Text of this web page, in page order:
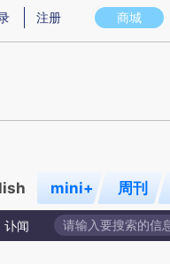
意图存在偏差。不代表财新观
商城
注册
mini+ 周刊
讣闻